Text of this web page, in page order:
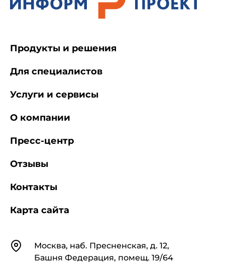
КонтактыМосква, наб. Пресненская, д. 12,
Башня Федерация, помещ. 19/64
Продукты и решения
Для специалистов
Услуги и сервисы
О компании
Пресс-центр
Отзывы
Контакты
Карта сайта